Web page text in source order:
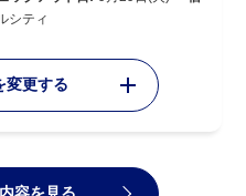
シティ
変更する